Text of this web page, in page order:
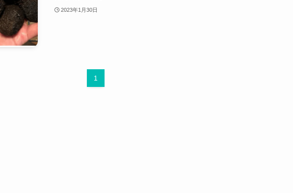
2023年1月30日
1